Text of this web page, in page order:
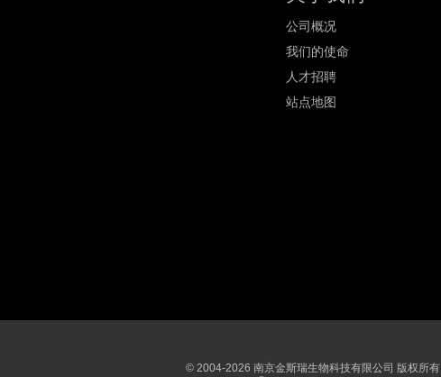
公司概况
我们的使命
人才招聘
站点地图
© 2004-2026 南京金斯瑞生物科技有限公司 版权所有